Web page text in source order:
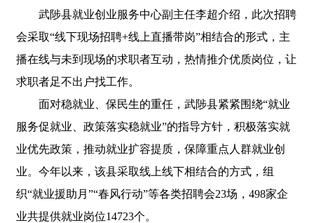
武陟县就业创业服务中心副主任李超介绍，此次招聘
会采取“线下现场招聘+线上直播带岗”相结合的形式，主
播在线与未到现场的求职者互动，热情推介优质岗位，让
求职者足不出户找工作。
面对稳就业、保民生的重任，武陟县紧紧围绕“就业
服务促就业、政策落实稳就业”的指导方针，积极落实就
业优先政策，推动就业扩容提质，保障重点人群就业创
业。今年以来，该县采取线上线下相结合的方式，组
织“就业援助月”“春风行动”等各类招聘会23场，498家企
业共提供就业岗位14723个。